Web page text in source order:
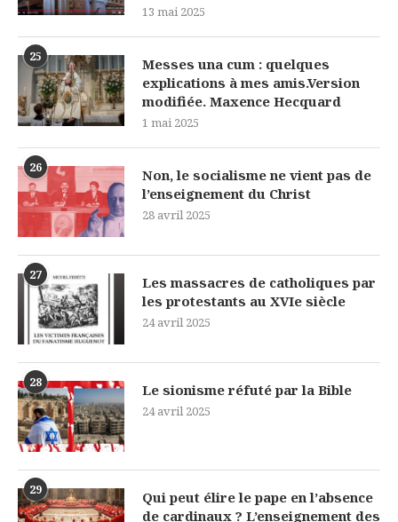
13 mai 2025
25
Messes una cum : quelques
explications à mes amis.Version
modifiée. Maxence Hecquard
1 mai 2025
26
Non, le socialisme ne vient pas de
l’enseignement du Christ
28 avril 2025
27
Les massacres de catholiques par
les protestants au XVIe siècle
24 avril 2025
28 Le sionisme réfuté par la Bible
24 avril 2025
29
Qui peut élire le pape en l’absence
de cardinaux ? L’enseignement des